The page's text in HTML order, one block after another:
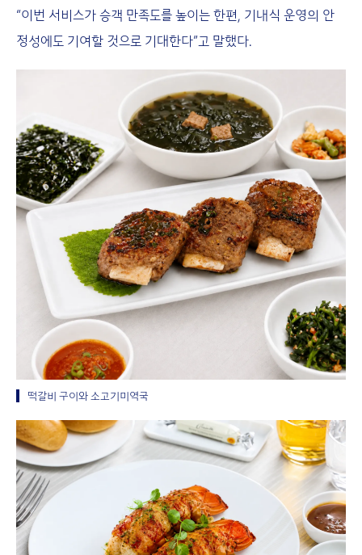
“이번 서비스가 승객 만족도를 높이는 한편, 기내식 운영의 안
정성에도 기여할 것으로 기대한다”고 말했다.
떡갈비 구이와 소고기미역국